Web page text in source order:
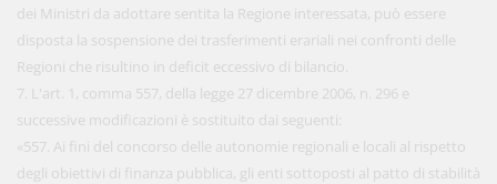
dei Ministri da adottare sentita la Regione interessata, può essere
disposta la sospensione dei trasferimenti erariali nei confronti delle
Regioni che risultino in deficit eccessivo di bilancio.
7. L'art. 1, comma 557, della legge 27 dicembre 2006, n. 296 e
successive modificazioni è sostituito dai seguenti:
«557. Ai fini del concorso delle autonomie regionali e locali al rispetto
degli obiettivi di finanza pubblica, gli enti sottoposti al patto di stabilità